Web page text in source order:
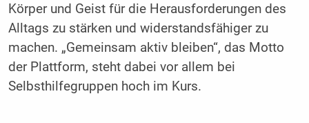
Körper und Geist für die Herausforderungen des
Alltags zu stärken und widerstandsfähiger zu
machen. „Gemeinsam aktiv bleiben“, das Motto
der Plattform, steht dabei vor allem bei
Selbsthilfegruppen hoch im Kurs.